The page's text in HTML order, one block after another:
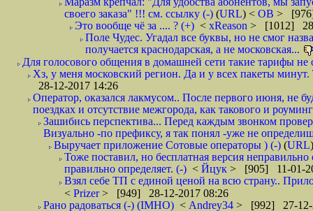
своего заказа" !!! см. ссылку (-) (URL) < ОВ >
Это вообще чё за .... ? (+) < xReason > [1012]
Поле Чудес. Угадал все буквы, но не смог
получается краснодарская, а не московская...
Для голосового общения в домашней сети такие тарифы не
Хз, у меня московский регион. Да и у всех пакеты
28-12-2017 14:26
Оператор, оказался лакмусом.. После первого июня, не
поездках и отсутствие межгорода, как такового и
Зашибись перспектива... Перед каждым звонком
Визуально -по префиксу, я так понял -уже не
Выручает приложение Сотовые операторы ) (-) (URL
Тоже поставил, но бесплатная версия
правильно определяет. (-) < Йцук > [905] 11-01-
Взял себе ТП с единой ценой на всю страну..
< Prizer> [949] 28-12-2017 08:26
Рано радоваться (-) (IMHO) < Andrey34 > [992] 27-12-